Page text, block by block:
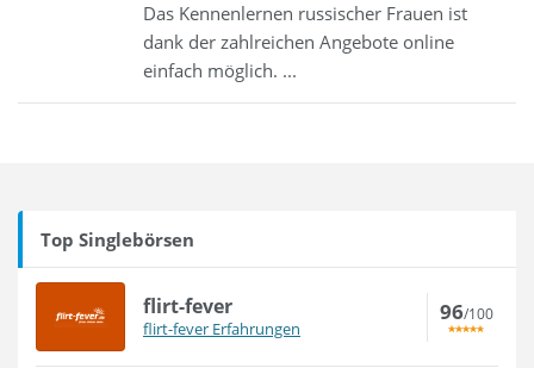
Das Kennenlernen russischer Frauen ist
dank der zahlreichen Angebote online
einfach möglich. ...
Top Singlebörsen
flirt-fever
flirt-fever Erfahrungen
96/100